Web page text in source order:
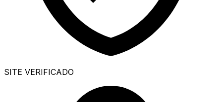
SITE VERIFICADO